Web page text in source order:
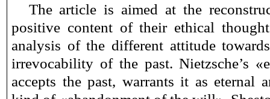
The article is aimed at the
positive content of their ethical
analysis of the different attitude
irrevocability of the past. Nietzsche’s
accepts the past, warrants it as eternal